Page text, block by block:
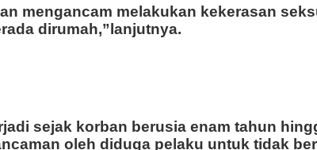
mengancam melakukan kekerasan
dirumah,”lanjutnya.
sejak korban berusia enam tahun
oleh diduga pelaku untuk tidak